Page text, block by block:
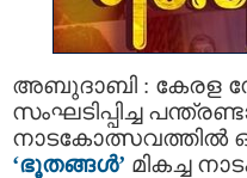
അബുദാബി :
സംഘടിപ്പിച്ച
നാടകോത്സവത്തില്‍
‘ഭൂതങ്ങൾ’ മികച്ച